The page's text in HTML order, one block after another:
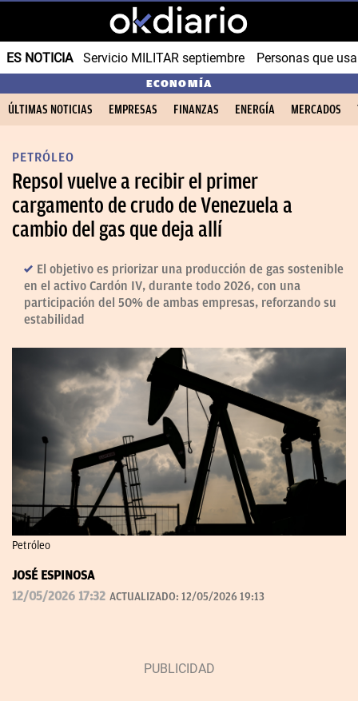
ES NOTICIA Servicio MILITAR septiembre Personas que
ECONOMÍA
ÚLTIMAS NOTICIAS EMPRESAS FINANZAS ENERGÍA MERCADOS
PETRÓLEO
Repsol vuelve a recibir el primer
cargamento de crudo de Venezuela a
cambio del gas que deja allí
El objetivo es priorizar una producción de gas sostenible
en el activo Cardón IV, durante todo 2026, con una
participación del 50% de ambas empresas, reforzando su
estabilidad
Petróleo
JOSÉ ESPINOSA
12/05/2026 17:32 ACTUALIZADO: 12/05/2026 19:13